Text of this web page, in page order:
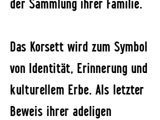
der Sammlung ihrer Familie.
Das Korsett wird zum Symbol
von Identität, Erinnerung und
kulturellem Erbe. Als letzter
Beweis ihrer adeligen